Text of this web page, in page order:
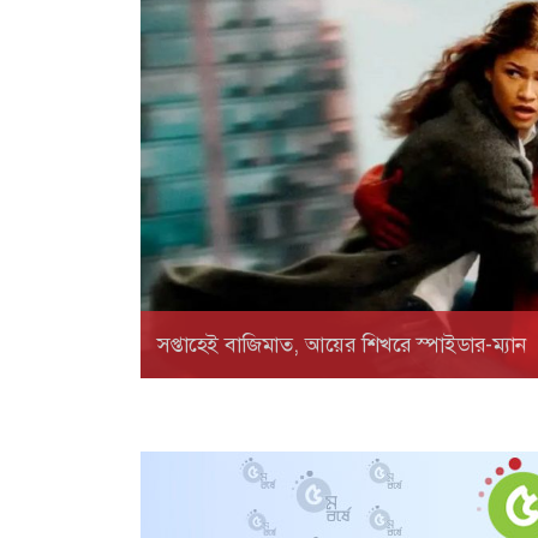
সপ্তাহেই বাজিমাত, আয়ের শিখরে স্পাইডার-ম্যান